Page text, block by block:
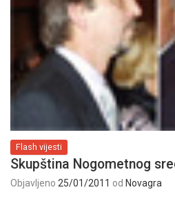
Flash vijesti
Skupština Nogometnog
Objavljeno 25/01/2011 od Novagra